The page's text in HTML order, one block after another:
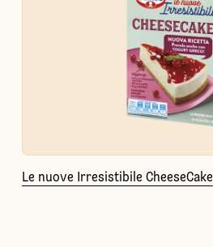
Le nuove Irresistibile CheeseCake